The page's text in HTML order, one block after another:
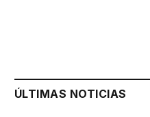
ÚLTIMAS NOTICIAS